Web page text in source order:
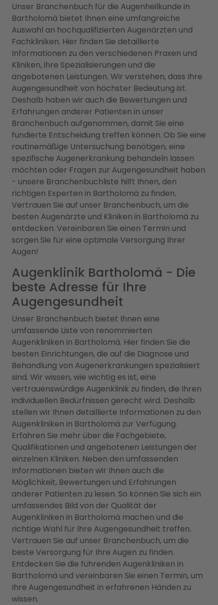
Unser Branchenbuch für die Augenheilkunde in
Bartholomä bietet Ihnen eine umfangreiche
Auswahl an hochqualifizierten Augenärzten und
Fachkliniken. Hier finden Sie detaillierte
Informationen zu den verschiedenen Praxen und
Kliniken, ihre Spezialisierungen und die
angebotenen Leistungen. Wir verstehen, dass Ihre
Augengesundheit von höchster Bedeutung ist.
Deshalb haben wir auch die Bewertungen und
Erfahrungen anderer Patienten in unser
Branchenbuch aufgenommen, damit Sie eine
fundierte Entscheidung treffen können. Ob Sie eine
routinemäßige Untersuchung benötigen, eine
spezifische Augenerkrankung behandeln lassen
möchten oder Fragen zur Augengesundheit haben
- unsere Branchenbuchliste hilft Ihnen, den
richtigen Experten in Bartholomä zu finden.
Vertrauen Sie auf unser Branchenbuch, um die
besten Augenärzte und Kliniken in Bartholomä zu
entdecken. Vereinbaren Sie einen Termin und
sorgen Sie für eine optimale Versorgung Ihrer
Augen!
Augenklinik Bartholomä - Die
beste Adresse für Ihre
Augengesundheit
Unser Branchenbuch bietet Ihnen eine
umfassende Liste von renommierten
Augenkliniken in Bartholomä. Hier finden Sie die
besten Einrichtungen, die auf die Diagnose und
Behandlung von Augenerkrankungen spezialisiert
sind. Wir wissen, wie wichtig es ist, eine
vertrauenswürdige Augenklinik zu finden, die Ihren
individuellen Bedürfnissen gerecht wird. Deshalb
stellen wir Ihnen detaillierte Informationen zu den
Augenkliniken in Bartholomä zur Verfügung.
Erfahren Sie mehr über die Fachgebiete,
Qualifikationen und angebotenen Leistungen der
einzelnen Kliniken. Neben den umfassenden
Informationen bieten wir Ihnen auch die
Möglichkeit, Bewertungen und Erfahrungen
anderer Patienten zu lesen. So können Sie sich ein
umfassendes Bild von der Qualität der
Augenkliniken in Bartholomä machen und die
richtige Wahl für Ihre Augengesundheit treffen.
Vertrauen Sie auf unser Branchenbuch, um die
beste Versorgung für Ihre Augen zu finden.
Entdecken Sie die führenden Augenkliniken in
Bartholomä und vereinbaren Sie einen Termin, um
Ihre Augengesundheit in erfahrenen Händen zu
wissen.